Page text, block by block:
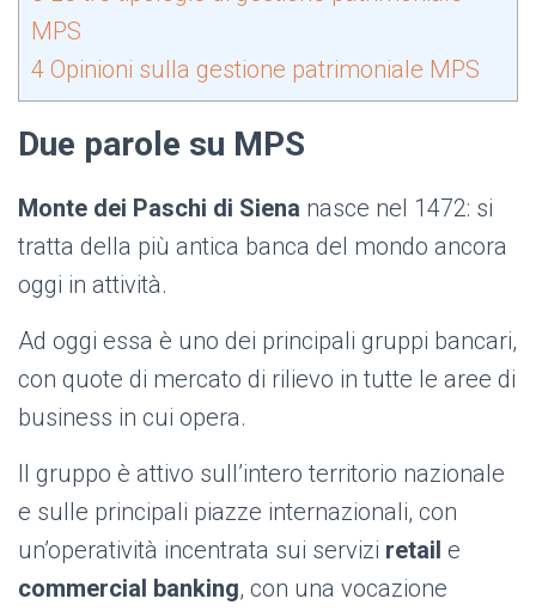
MPS
4 Opinioni sulla gestione patrimoniale MPS
Due parole su MPS
Monte dei Paschi di Siena nasce nel 1472: si
tratta della più antica banca del mondo ancora
oggi in attività.
Ad oggi essa è uno dei principali gruppi bancari,
con quote di mercato di rilievo in tutte le aree di
business in cui opera.
Il gruppo è attivo sull’intero territorio nazionale
e sulle principali piazze internazionali, con
un’operatività incentrata sui servizi retail e
commercial banking, con una vocazione